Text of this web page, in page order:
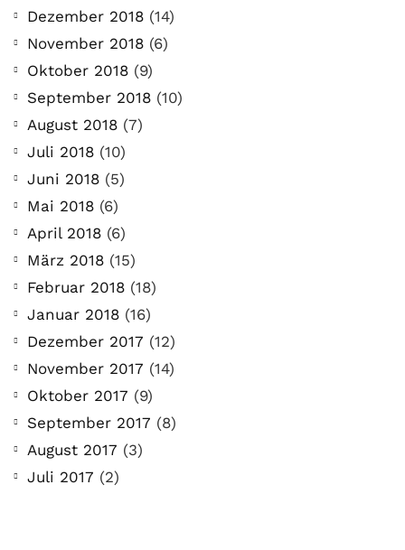
Dezember 2018 (14)
November 2018 (6)
Oktober 2018 (9)
September 2018 (10)
August 2018 (7)
Juli 2018 (10)
Juni 2018 (5)
Mai 2018 (6)
April 2018 (6)
März 2018 (15)
Februar 2018 (18)
Januar 2018 (16)
Dezember 2017 (12)
November 2017 (14)
Oktober 2017 (9)
September 2017 (8)
August 2017 (3)
Juli 2017 (2)